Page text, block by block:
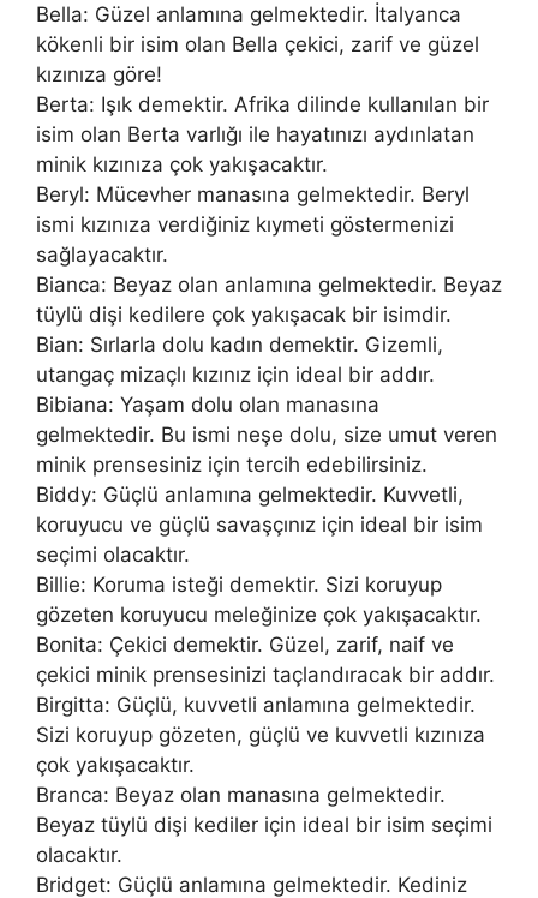
Bella: Güzel anlamına gelmektedir. İtalyanca
kökenli bir isim olan Bella çekici, zarif ve güzel
kızınıza göre!
Berta: Işık demektir. Afrika dilinde kullanılan bir
isim olan Berta varlığı ile hayatınızı aydınlatan
minik kızınıza çok yakışacaktır.
Beryl: Mücevher manasına gelmektedir. Beryl
ismi kızınıza verdiğiniz kıymeti göstermenizi
sağlayacaktır.
Bianca: Beyaz olan anlamına gelmektedir. Beyaz
tüylü dişi kedilere çok yakışacak bir isimdir.
Bian: Sırlarla dolu kadın demektir. Gizemli,
utangaç mizaçlı kızınız için ideal bir addır.
Bibiana: Yaşam dolu olan manasına
gelmektedir. Bu ismi neşe dolu, size umut veren
minik prensesiniz için tercih edebilirsiniz.
Biddy: Güçlü anlamına gelmektedir. Kuvvetli,
koruyucu ve güçlü savaşçınız için ideal bir isim
seçimi olacaktır.
Billie: Koruma isteği demektir. Sizi koruyup
gözeten koruyucu meleğinize çok yakışacaktır.
Bonita: Çekici demektir. Güzel, zarif, naif ve
çekici minik prensesinizi taçlandıracak bir addır.
Birgitta: Güçlü, kuvvetli anlamına gelmektedir.
Sizi koruyup gözeten, güçlü ve kuvvetli kızınıza
çok yakışacaktır.
Branca: Beyaz olan manasına gelmektedir.
Beyaz tüylü dişi kediler için ideal bir isim seçimi
olacaktır.
Bridget: Güçlü anlamına gelmektedir. Kediniz